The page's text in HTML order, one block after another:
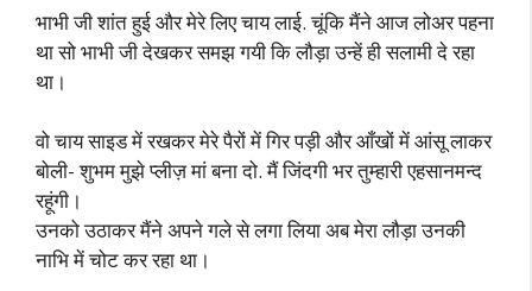
भाभी जी शांत हुई और मेरे लिए चाय लाई. चूंकि मैंने आज लोअर पहना
था सो भाभी जी देखकर समझ गयी कि लौड़ा उन्हें ही सलामी दे रहा
था।
वो चाय साइड में रखकर मेरे पैरों में गिर पड़ी और आँखों में आंसू लाकर
बोली- शुभम मुझे प्लीज़ मां बना दो. मैं जिंदगी भर तुम्हारी एहसानमन्द
रहूंगी।
उनको उठाकर मैंने अपने गले से लगा लिया अब मेरा लौड़ा उनकी
नाभि में चोट कर रहा था।